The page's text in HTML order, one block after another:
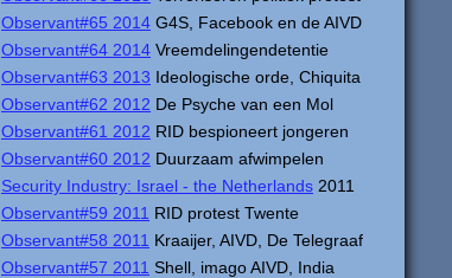
Observant#65 2014 G4S, Facebook en de AIVD
Observant#64 2014 Vreemdelingendetentie
Observant#63 2013 Ideologische orde, Chiquita
Observant#62 2012 De Psyche van een Mol
Observant#61 2012 RID bespioneert jongeren
Observant#60 2012 Duurzaam afwimpelen
Security Industry: Israel - the Netherlands 2011
Observant#59 2011 RID protest Twente
Observant#58 2011 Kraaijer, AIVD, De Telegraaf
Observant#57 2011 Shell, imago AIVD, India